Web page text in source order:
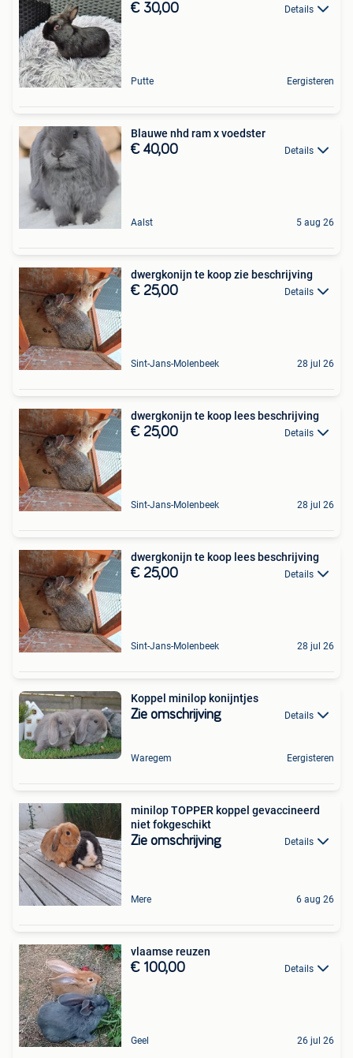
€ 30,00 Details
Putte Eergisteren
Blauwe nhd ram x voedster
€ 40,00 Details
Aalst 5 aug 26
dwergkonijn te koop zie beschrijving
€ 25,00 Details
Sint-Jans-Molenbeek 28 jul 26
dwergkonijn te koop lees beschrijving
€ 25,00 Details
Sint-Jans-Molenbeek 28 jul 26
dwergkonijn te koop lees beschrijving
€ 25,00 Details
Sint-Jans-Molenbeek 28 jul 26
Koppel minilop konijntjes
Zie omschrijving Details
Waregem Eergisteren
minilop TOPPER koppel gevaccineerd
niet fokgeschikt
Zie omschrijving Details
Mere 6 aug 26
vlaamse reuzen
€ 100,00 Details
Geel 26 jul 26